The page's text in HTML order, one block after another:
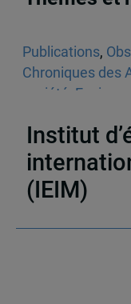
Publications,
Chroniques des
société
Institut
(IEIM)